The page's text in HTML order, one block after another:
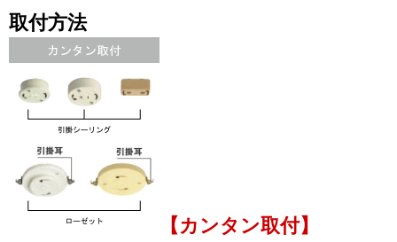
取付方法
【カンタン取付】